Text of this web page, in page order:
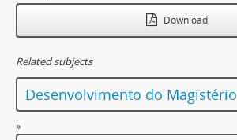
Download
Related subjects
Desenvolvimento do Magistério
»